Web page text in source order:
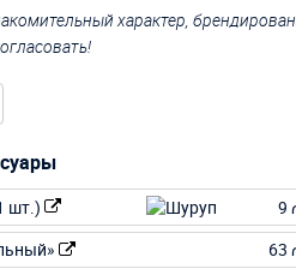
характер,
шт.)
9
63